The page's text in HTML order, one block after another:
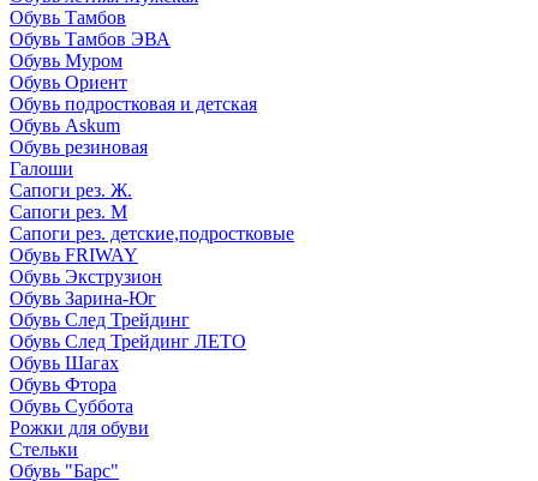
Обувь Тамбов
Обувь Тамбов ЭВА
Обувь Муром
Обувь Ориент
Обувь подростковая и детская
Обувь Askum
Обувь резиновая
Галоши
Сапоги рез. Ж.
Сапоги рез. М
Сапоги рез. детские,подростковые
Обувь FRIWAY
Обувь Экструзион
Обувь Зарина-Юг
Обувь След Трейдинг
Обувь След Трейдинг ЛЕТО
Обувь Шагах
Обувь Фтора
Обувь Суббота
Рожки для обуви
Стельки
Обувь "Барс"